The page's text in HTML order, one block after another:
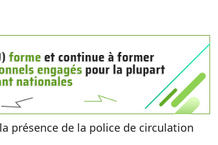
présence de la police de circulation